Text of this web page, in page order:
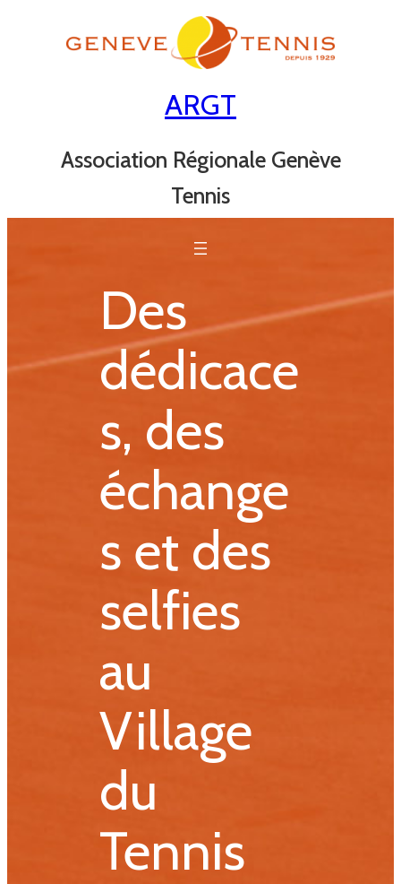
ARGT
Association Régionale Genève
Tennis
Des
dédicace
s, des
échange
s et des
selfies
au
Village
du
Tennis